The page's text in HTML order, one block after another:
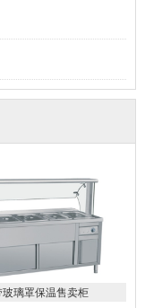
玻璃罩保温售卖柜